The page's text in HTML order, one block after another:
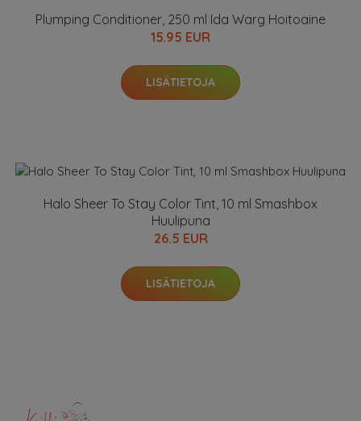
Plumping Conditioner, 250 ml Ida Warg Hoitoaine
15.95 EUR
LISÄTIETOJA
Halo Sheer To Stay Color Tint, 10 ml Smashbox
Huulipuna
26.5 EUR
LISÄTIETOJA